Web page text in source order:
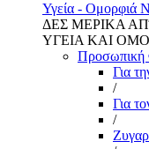
Υγεία - Ομορφιά
ΔΕΣ ΜΕΡΙΚΑ
ΥΓΕΙΑ ΚΑΙ
Προσωπική
Για
/
Για
/